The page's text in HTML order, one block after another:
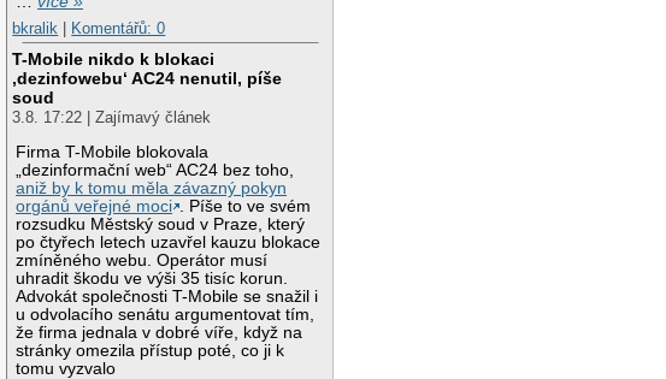
bkralik | Komentářů: 0
T-Mobile nikdo k blokaci
‚dezinfowebu‘ AC24 nenutil, píše
soud
3.8. 17:22 | Zajímavý článek
Firma T-Mobile blokovala
„dezinformační web“ AC24 bez toho,
aniž by k tomu měla závazný pokyn
orgánů veřejné moci
. Píše to ve svém
rozsudku Městský soud v Praze, který
po čtyřech letech uzavřel kauzu blokace
zmíněného webu. Operátor musí
uhradit škodu ve výši 35 tisíc korun.
Advokát společnosti T-Mobile se snažil i
u odvolacího senátu argumentovat tím,
že firma jednala v dobré víře, když na
stránky omezila přístup poté, co ji k
tomu vyzvalo